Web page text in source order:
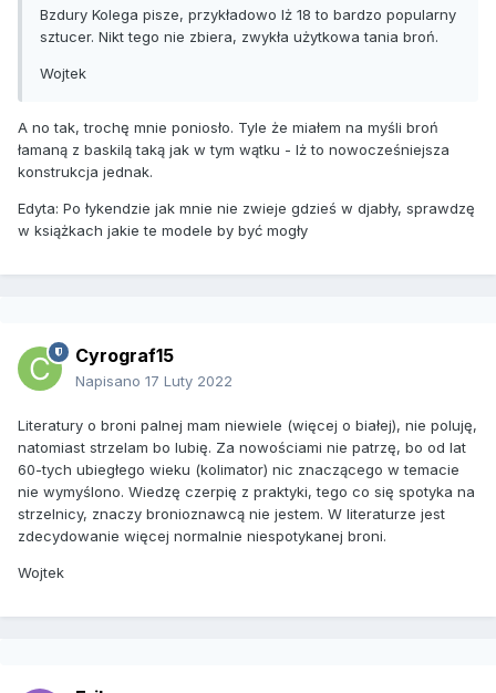
Bzdury Kolega pisze, przykładowo Iż 18 to bardzo popularny
sztucer. Nikt tego nie zbiera, zwykła użytkowa tania broń.
Wojtek
A no tak, trochę mnie poniosło. Tyle że miałem na myśli broń
łamaną z baskilą taką jak w tym wątku - Iż to nowocześniejsza
konstrukcja jednak.
Edyta: Po łykendzie jak mnie nie zwieje gdzieś w djabły, sprawdzę
w książkach jakie te modele by być mogły
Cyrograf15
Napisano 17 Luty 2022
Literatury o broni palnej mam niewiele (więcej o białej), nie poluję,
natomiast strzelam bo lubię. Za nowościami nie patrzę, bo od lat
60-tych ubiegłego wieku (kolimator) nic znaczącego w temacie
nie wymyślono. Wiedzę czerpię z praktyki, tego co się spotyka na
strzelnicy, znaczy bronioznawcą nie jestem. W literaturze jest
zdecydowanie więcej normalnie niespotykanej broni.
Wojtek